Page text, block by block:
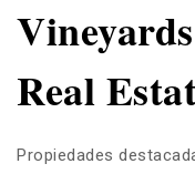
Real
Propiedades